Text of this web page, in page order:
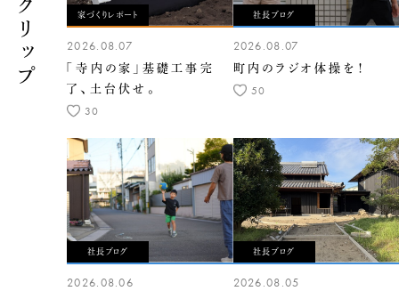
家づくりレポート
2026.08.07
「寺内の家」基礎工事完
了、土台伏せ。
30
社長ブログ
2026.08.07
町内のラジオ体操を！
50
社長ブログ
2026.08.06
社長ブログ
2026.08.05